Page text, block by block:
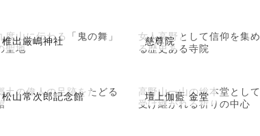
椎出厳嶋神社
度山に伝わる「鬼の舞」
聖地
慈尊院
女人高野として信仰を集め
る歴史ある寺院
松山常次郎記念館
土の偉人の足跡をたどる
壇上伽藍 金堂
高野山一山の総本堂として
受け継がれる祈りの中心